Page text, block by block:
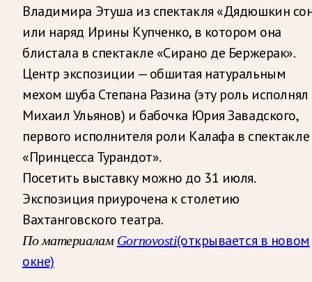
Владимира Этуша из спектакля «Дядюшкин
или наряд Ирины Купченко, в котором она
блистала в спектакле «Сирано де Бержерак».
Центр экспозиции — обшитая натуральным
мехом шуба Степана Разина (эту роль исполнял
Михаил Ульянов) и бабочка Юрия Завадского,
первого исполнителя роли Калафа в спектакле
«Принцесса Турандот».
Посетить выставку можно до 31 июля.
Экспозиция приурочена к столетию
Вахтанговского театра.
По материалам Gornovosti(открывается в новом
окне)